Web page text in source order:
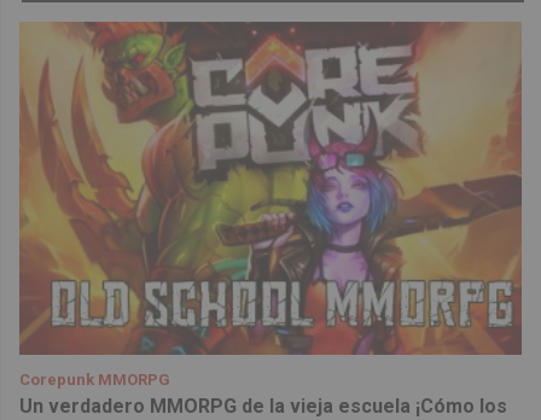
Corepunk MMORPG
Un verdadero MMORPG de la vieja escuela ¡Cómo los